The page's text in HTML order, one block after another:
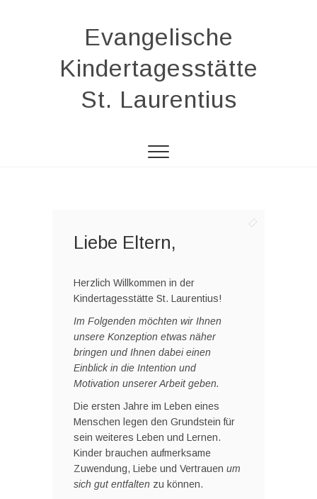
Evangelische
Kindertagesstätte
St. Laurentius
Liebe Eltern,
Herzlich Willkommen in der
Kindertagesstätte St. Laurentius!
Im Folgenden möchten wir Ihnen
unsere Konzeption etwas näher
bringen und Ihnen dabei einen
Einblick in die Intention und
Motivation unserer Arbeit geben.
Die ersten Jahre im Leben eines
Menschen legen den Grundstein für
sein weiteres Leben und Lernen.
Kinder brauchen aufmerksame
Zuwendung, Liebe und Vertrauen um
sich gut entfalten zu können.